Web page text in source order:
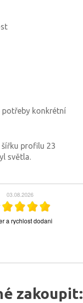
konkrétní
profilu 23
světla.
zakoupit: